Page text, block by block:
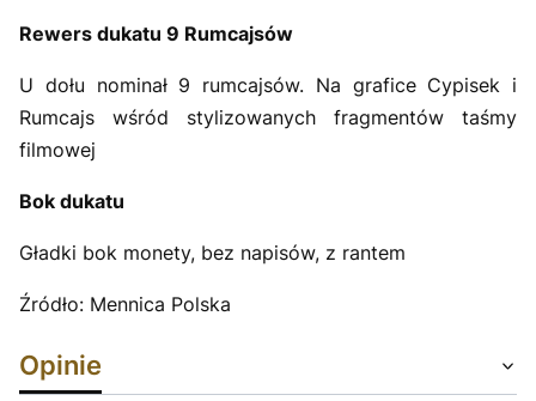
Rewers dukatu 9 Rumcajsów
U dołu nominał 9 rumcajsów. Na grafice Cypisek i
Rumcajs wśród stylizowanych fragmentów taśmy
filmowej
Bok dukatu
Gładki bok monety, bez napisów, z rantem
Źródło: Mennica Polska
Opinie